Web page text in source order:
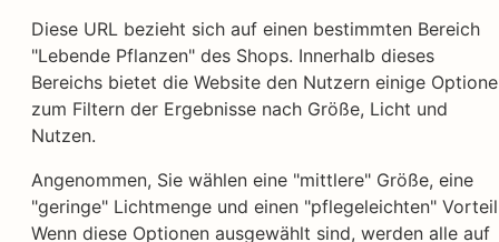
Diese URL bezieht sich auf einen bestimmten Bereich
"Lebende Pflanzen" des Shops. Innerhalb dieses
Bereichs bietet die Website den Nutzern einige
zum Filtern der Ergebnisse nach Größe, Licht und
Nutzen.
Angenommen, Sie wählen eine "mittlere" Größe, eine
"geringe" Lichtmenge und einen "pflegeleichten"
Wenn diese Optionen ausgewählt sind, werden alle auf